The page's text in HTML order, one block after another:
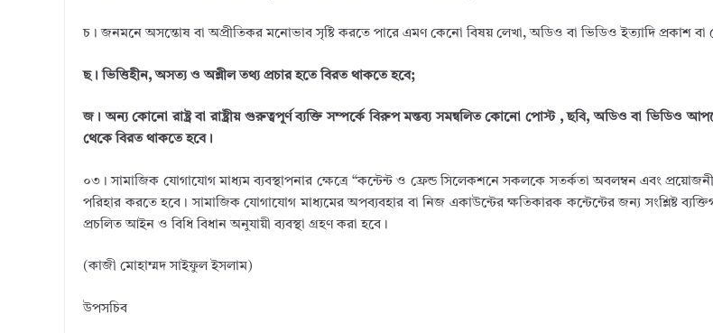
চ। জনমনে অসন্তোষ বা অপ্রীতিকর মনোভাব সৃষ্টি করতে পারে এমণ কেনো বিষয় লেখা, অডিও বা ভিডিও ইত্যাদি প্রকাশ বা
ছ। ভিত্তিহীন, অসত্য ও অশ্লীল তথ্য প্রচার হতে বিরত থাকতে হবে;
জ। অন্য কোনো রাষ্ট্র বা রাষ্ট্রীয় গুরুত্বপূর্ণ ব্যক্তি সম্পর্কে বিরুপ মন্তব্য সমন্বলিত কোনো পোস্ট , ছবি, অডিও বা ভিডিও
থেকে বিরত থাকতে হবে।
০৩। সামাজিক যোগাযোগ মাধ্যম ব্যবস্থাপনার ক্ষেত্রে “কন্টেন্ট ও ফ্রেন্ড সিলেকশনে সকলকে সতর্কতা অবলম্বন এবং
পরিহার করতে হবে। সামাজিক যোগাযোগ মাধ্যমের অপব্যবহার বা নিজ একাউন্টের ক্ষতিকারক কন্টেন্টের জন্য সংশ্লিষ্ট
প্রচলিত আইন ও বিধি বিধান অনুযায়ী ব্যবস্থা গ্রহণ করা হবে।
(কাজী মোহাম্মদ সাইফুল ইসলাম)
উপসচিব